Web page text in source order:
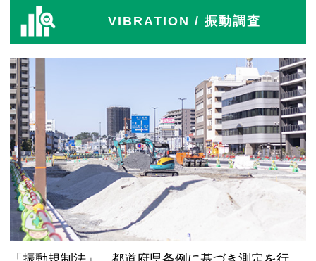
VIBRATION / 振動調査